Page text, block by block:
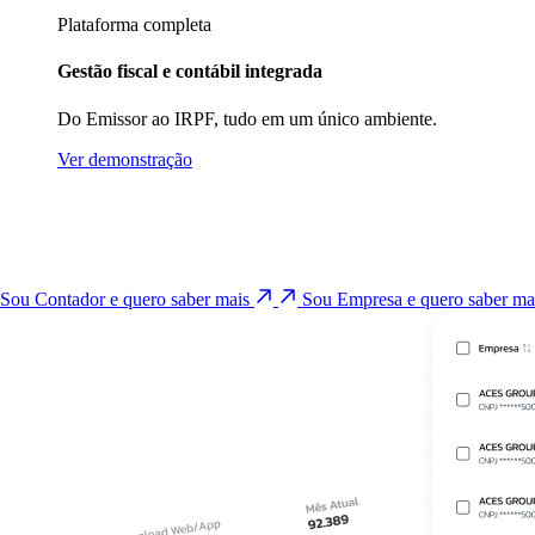
Plataforma completa
Gestão fiscal e contábil integrada
Do Emissor ao IRPF, tudo em um único ambiente.
Ver demonstração
Sou Contador e quero saber mais Sou Empresa e quero saber